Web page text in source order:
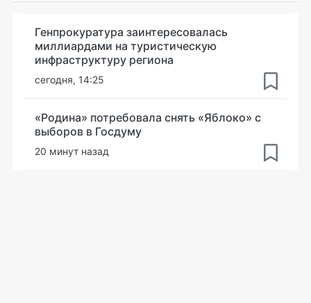
Генпрокуратура заинтересовалась
миллиардами на туристическую
инфраструктуру региона
сегодня, 14:25
«Родина» потребовала снять «Яблоко» с
выборов в Госдуму
20 минут назад